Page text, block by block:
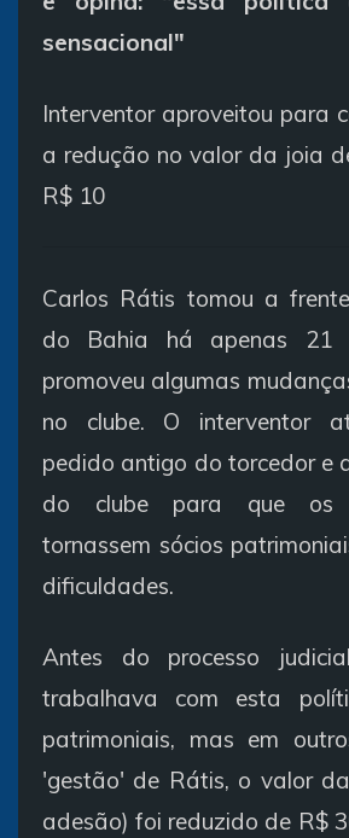
sensacional"
Interventor aproveitou para
a redução no valor da joia
R$ 10
Carlos Rátis tomou a
do Bahia há apenas 21
promoveu algumas
no clube. O interventor
pedido antigo do torcedor e
do clube para que os
tornassem sócios
dificuldades.
Antes do processo
trabalhava com esta
patrimoniais, mas em
'gestão' de Rátis, o valor
adesão) foi reduzido de R$